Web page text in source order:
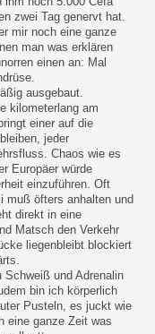
zwei Tag genervt hat.
mir noch eine ganze
man was erklären
einen an: Mal
ausgebaut.
kilometerlang am
einer auf die
jeder
Chaos wie es
Europäer würde
einzuführen. Oft
muß öfters anhalten und
direkt in eine
Matsch den Verkehr
liegenbleibt blockiert
und Adrenalin
bin ich körperlich
Pusteln, es juckt wie
eine ganze Zeit was